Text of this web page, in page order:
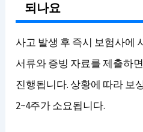
되나요
사고 발생 후 즉시 보험사에
서류와 증빙 자료를 제출하
진행됩니다. 상황에 따라 보
2~4주가 소요됩니다.